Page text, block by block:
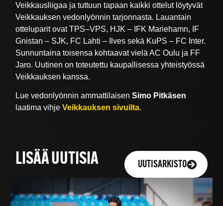
Veikkausliigaa ja tuttuun tapaan kaikki ottelut löytyvät
Veikkauksen vedonlyönnin tarjonnasta. Lauantain
otteluparit ovat TPS–VPS, HJK – IFK Mariehamn, IF
Gnistan – SJK, FC Lahti – Ilves sekä KuPS – FC Inter.
Sunnuntaina toisensa kohtaavat vielä AC Oulu ja FF
Jaro. Uutinen on toteutettu kaupallisessa yhteistyössä
Veikkauksen kanssa.
Lue vedonlyönnin ammattilaisenSimo Pitkäsen
laatima vihjeVeikkauksen sivuilta.
LISÄÄ UUTISIA UUTISARKISTO